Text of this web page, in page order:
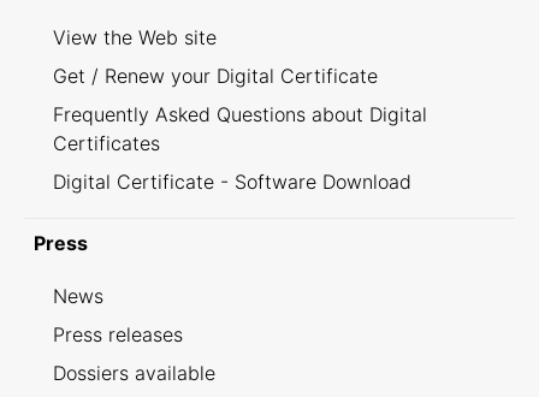
View the Web site
Get / Renew your Digital Certificate
Frequently Asked Questions about Digital
Certificates
Digital Certificate - Software Download
Press
News
Press releases
Dossiers available